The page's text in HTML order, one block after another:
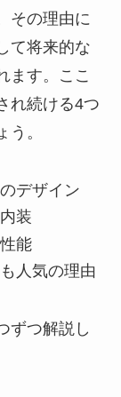
その理由に
て将来的な
ます。ここ
れ続ける4つ
。
デザイン
装
能
人気の理由
ずつ解説し